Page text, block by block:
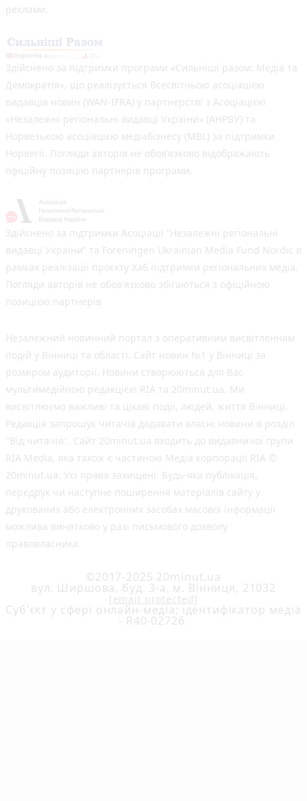
реклами.
Здійснено за підтримки програми «Сильніші разом: Медіа та
Демократія», що реалізується Всесвітньою асоціацією
видавців новин (WAN-IFRA) у партнерстві з Асоціацією
«Незалежні регіональні видавці України» (АНРВУ) та
Норвезькою асоціацією медіабізнесу (MBL) за підтримки
Норвегії. Погляди авторів не обов’язково відображають
офіційну позицію партнерів програми.
Здійснено за підтримки Асоціації “Незалежні регіональні
видавці України” та Foreningen Ukrainian Media Fund Nordic в
рамках реалізації проєкту Хаб підтримки регіональних медіа.
Погляди авторів не обов'язково збігаються з офіційною
позицією партнерів
Незалежний новинний портал з оперативним висвітленням
подій у Вінниці та області. Сайт новин №1 у Вінниці за
розміром аудиторії. Новини створюються для Вас
мультимедійною редакцією RIA та 20minut.ua. Ми
висвітлюємо важливі та цікаві події, людей, життя Вінниці.
Редакція запрошує читачів додавати власні новини в розділ
"Від читачів". Сайт 20minut.ua входить до видавничої групи
RIA Media, яка також є частиною Медіа корпорації RIA ©
20minut.ua. Усі права захищені. Будь-яка публiкацiя,
передрук чи наступне поширення матеріалів сайту у
друкованих або електронних засобах масової інформації
можлива винятково у разі письмового дозволу
правовласника.
©2017-2025 20minut.ua
вул. Ширшова, буд. 3-а, м. Вінниця, 21032
[email protected]
Cуб'єкт у сфері онлайн-медіа; ідентифікатор медіа
- R40-02726.